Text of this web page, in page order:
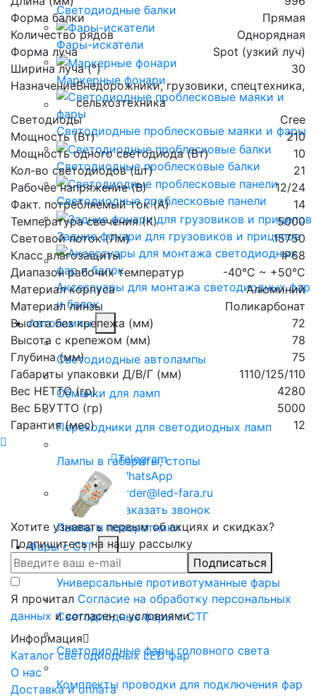
Светодиодные балки
Фары-искатели
Маркерные фонари
Светодиодные проблесковые маяки и фары
Светодиодные проблесковые балки
Светодиодные проблесковые панели
Задние фонари для грузовиков и прицепов
Аксессуары для монтажа светодиодных фар
и балок
Автолампы
Светодиодные автолампы
Обманки для ламп
Переходники для светодиодных ламп
Лампы в габариты, стопы
Лампы в поворотники
Фары с СТГ
Универсальные противотуманные фары
Светодиодные фары с СТГ
Светодиодные фары головного света
Комплекты проводки для подключения фар
Форма балки
Прямая
Количество рядов
Однорядная
Форма луча
Spot (узкий луч)
Ширина луча (°)
30
НазначениеВнедорожники, грузовики, спецтехника,
сельхозтехника
Светодиоды
Cree
Мощность (Вт)
210
Мощность одного светодиода (Вт)
10
Кол-во светодиодов (шт)
21
Рабочее напряжение (В)
12/24
Факт. потребляемый ток (А)
14
Температура свечения (К)
5000
Световой поток (Лм)
15750
Класс влагозащиты
IP68
Диапазон рабочих температур
-40°С ~ +50°С
Материал корпуса
Алюминий
Материал линзы
Поликарбонат
Высота без крепежа (мм)
72
Высота с крепежом (мм)
78
Глубина (мм)
75
Габариты упаковки Д/В/Г (мм)
1110/125/110
Вес НЕТТО (гр)
4280
Вес БРУТТО (гр)
5000
Гарантия (мес)
12
Telegram
WhatsApp
order@led-fara.ru
Заказать звонок
Хотите узнавать первым об акциях и скидках?
Подпишитесь на нашу рассылку
Подписаться
Я прочитал Согласие на обработку персональных
данных и согласен с условиями
Информация
Каталог светодиодных LED фар
О нас
Доставка и оплата